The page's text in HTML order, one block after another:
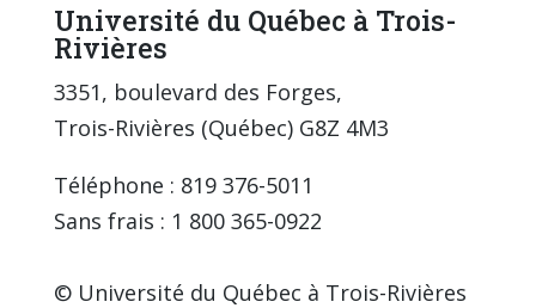
Université du Québec à Trois-
Rivières
3351, boulevard des Forges,
Trois-Rivières (Québec) G8Z 4M3
Téléphone : 819 376-5011
Sans frais : 1 800 365-0922
© Université du Québec à Trois-Rivières